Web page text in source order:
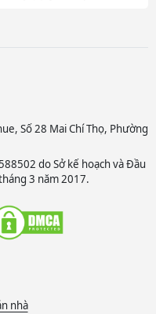
Số 28 Mai Chí Thọ, Phường
do Sở kế hoạch và Đầu
3 năm 2017.
nhà